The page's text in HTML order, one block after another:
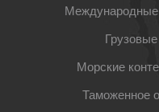
Международные
Морские
Таможенное